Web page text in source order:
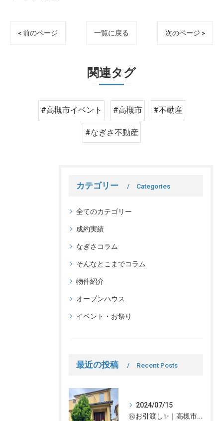
< 前のページ 一覧に戻る 次のページ >
関連タグ
#高槻市イベント #高槻市 #不動産
#なぎさ不動産
カテゴリー Categories
全てのカテゴリー
成約実績
なぎさコラム
そんなとこまでコラム
物件紹介
オープンハウス
イベント・お祭り
最近の投稿 Recent Posts
2024/07/15
㊗お引渡し✨｜高槻市での不動産売却、不動産売買の事、何でもなぎさ不動産までご相談ください！